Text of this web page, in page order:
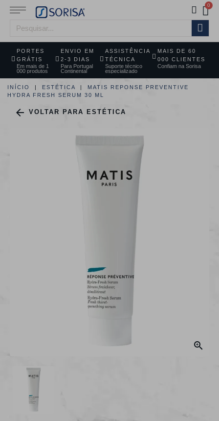
PORTES
GRÁTIS
Em mais de 1
000 produtos
ENVIO EM
2-3 DIAS
Para Portugal
Continental
ASSISTÊNCIA
TÉCNICA
Suporte técnico
especializado
MAIS DE 60
000 CLIENTES
Confiam na Sorisa
INÍCIO ESTÉTICA
MATIS REPONSE PREVENTIVE
HYDRA FRESH SERUM 30 ML
 VOLTAR PARA ESTÉTICA
